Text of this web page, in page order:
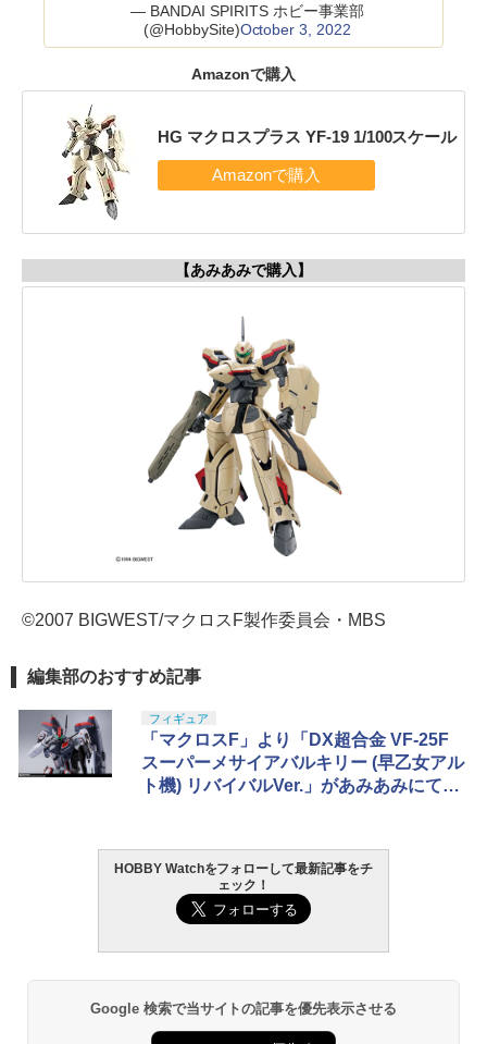
— BANDAI SPIRITS ホビー事業部
(@HobbySite)October 3, 2022
Amazonで購入
HG マクロスプラス YF-19 1/100スケール
【あみあみで購入】
©2007 BIGWEST/マクロスF製作委員会・MBS
編集部のおすすめ記事
フィギュア
「マクロスF」より「DX超合金 VF-25F
スーパーメサイアバルキリー (早乙女アル
ト機) リバイバルVer.」があみあみにて10
HOBBY Watchをフォローして最新記事をチ
ェック！
Google 検索で当サイトの記事を優先表示させる